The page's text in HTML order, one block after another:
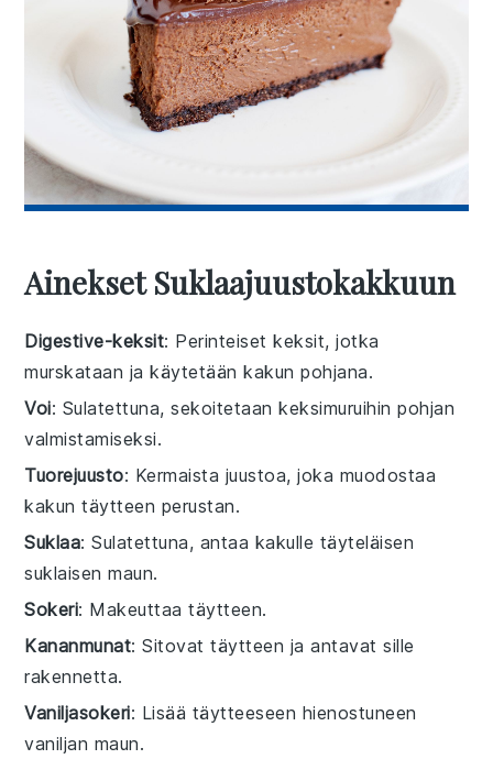
Ainekset Suklaajuustokakkuun
Digestive-keksit: Perinteiset keksit, jotka
murskataan ja käytetään kakun pohjana.
Voi: Sulatettuna, sekoitetaan keksimuruihin pohjan
valmistamiseksi.
Tuorejuusto: Kermaista juustoa, joka muodostaa
kakun täytteen perustan.
Suklaa: Sulatettuna, antaa kakulle täyteläisen
suklaisen maun.
Sokeri: Makeuttaa täytteen.
Kananmunat: Sitovat täytteen ja antavat sille
rakennetta.
Vaniljasokeri: Lisää täytteeseen hienostuneen
vaniljan maun.